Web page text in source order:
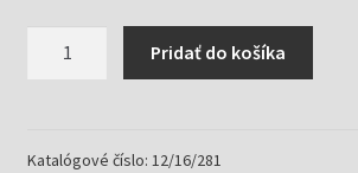
zvieratkovské
Pridať do košíka
Katalógové číslo: 12/16/281